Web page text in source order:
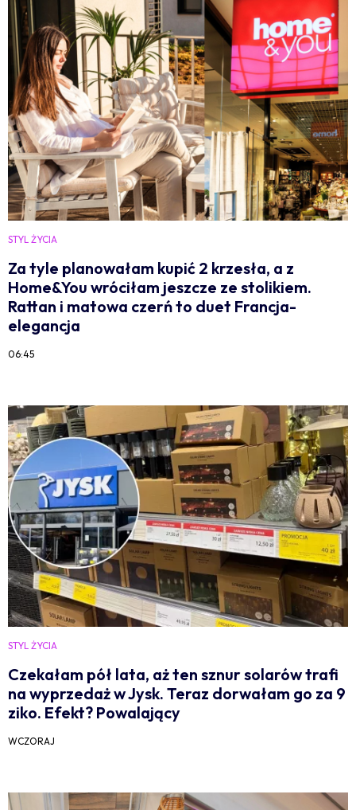
STYL ŻYCIA
Za tyle planowałam kupić 2 krzesła, a z
Home&You wróciłam jeszcze ze stolikiem.
Rattan i matowa czerń to duet Francja-
elegancja
06:45
STYL ŻYCIA
Czekałam pół lata, aż ten sznur solarów trafi
na wyprzedaż w Jysk. Teraz dorwałam go za 9
ziko. Efekt? Powalający
WCZORAJ